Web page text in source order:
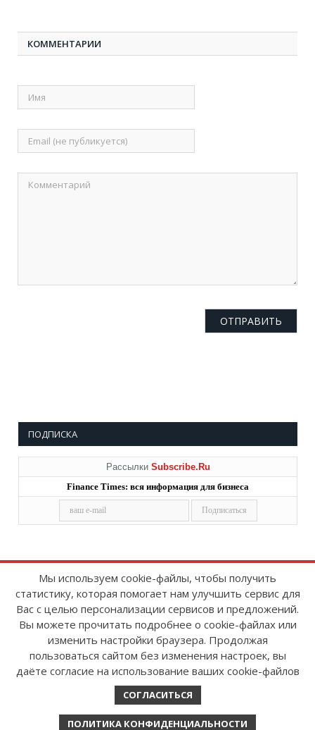
КОММЕНТАРИИ
ПОДПИСКА
Рассылки Subscribe.Ru
Finance Times: вся информация для бизнеса
Copyright © 2008-2026FinanceTimes
Зарегистрировано в Роскомнадзоре
Свидетельство о регистрации СМИ:
серия Эл № ФС77-86300 от 10 ноября 2023 г
Мы используем cookie-файлы, чтобы получить
статистику, которая помогает нам улучшить сервис для
Вас с целью персонализации сервисов и предложений.
Вы можете прочитать подробнее о cookie-файлах или
изменить настройки браузера. Продолжая
пользоваться сайтом без изменения настроек, вы
даёте согласие на использование ваших cookie-файлов
СОГЛАСИТЬСЯ
ПОЛИТИКА КОНФИДЕНЦИАЛЬНОСТИ